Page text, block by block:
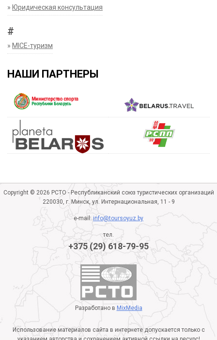
» Юридическая консультация
#
» MICE-туризм
НАШИ ПАРТНЕРЫ
Copyright © 2026 РСТО - Республиканский союз туристических организаций
220030, г. Минск, ул. Интернациональная, 11 - 9
e-mail:info@toursoyuz.by
тел.
+375 (29) 618-79-95
Разработано в MixMedia
Использование материалов сайта в интернете допускается только с